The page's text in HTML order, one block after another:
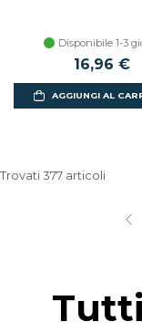
Disponibile 1-3
16,96 €
AGGIUNGI AL
Trovati 377 articoli